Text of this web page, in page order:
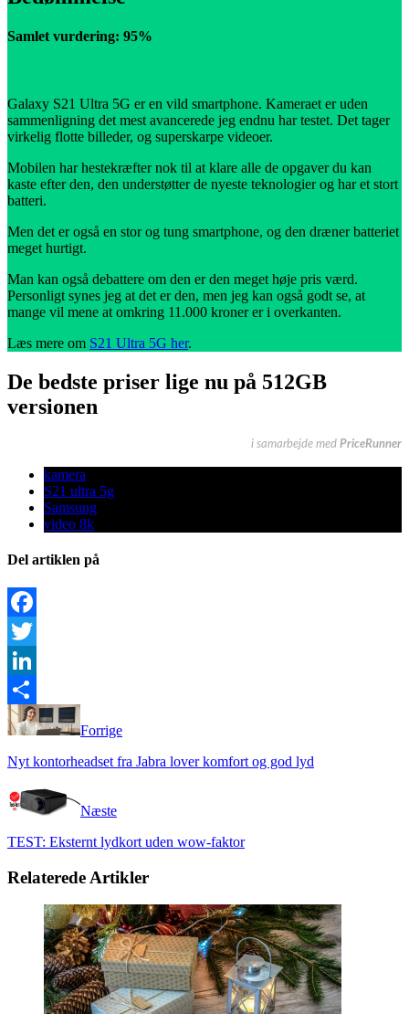
Samlet vurdering: 95%
Galaxy S21 Ultra 5G er en vild smartphone. Kameraet er uden
sammenligning det mest avancerede jeg endnu har testet. Det tager
virkelig flotte billeder, og superskarpe videoer.
Mobilen har hestekræfter nok til at klare alle de opgaver du kan
kaste efter den, den understøtter de nyeste teknologier og har et stort
batteri.
Men det er også en stor og tung smartphone, og den dræner batteriet
meget hurtigt.
Man kan også debattere om den er den meget høje pris værd.
Personligt synes jeg at det er den, men jeg kan også godt se, at
mange vil mene at omkring 11.000 kroner er i overkanten.
Læs mere om S21 Ultra 5G her.
De bedste priser lige nu på 512GB
versionen
i samarbejde med PriceRunner
kamera
S21 ultra 5g
Samsung
video 8k
Del artiklen på
Facebook
Twitter
LinkedIn
Share
Forrige
Nyt kontorheadset fra Jabra lover komfort og god lyd
Næste
TEST: Eksternt lydkort uden wow-faktor
Relaterede Artikler